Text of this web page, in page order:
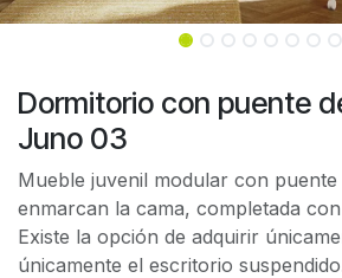
Dormitorio con puente
Juno 03
Mueble juvenil modular con
enmarcan la cama, completada
Existe la opción de adquirir
únicamente el escritorio